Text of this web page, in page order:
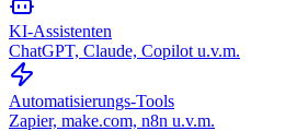
KI-Assistenten
ChatGPT, Claude, Copilot u.v.m.
Automatisierungs-Tools
Zapier, make.com, n8n u.v.m.